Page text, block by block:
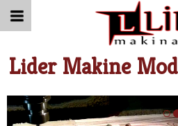
Lider Makine